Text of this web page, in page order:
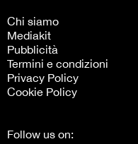
Chi siamo
Mediakit
Pubblicità
Termini e condizioni
Privacy Policy
Cookie Policy
Follow us on: